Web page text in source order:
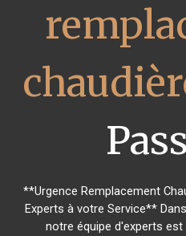
**Urgence Remplacement
Experts à votre Service**
notre équipe d'experts